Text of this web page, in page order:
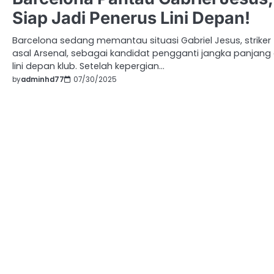
Siap Jadi Penerus Lini Depan!
Barcelona sedang memantau situasi Gabriel Jesus, striker
asal Arsenal, sebagai kandidat pengganti jangka panjang
lini depan klub.​ Setelah kepergian…
byadminhd77 07/30/2025